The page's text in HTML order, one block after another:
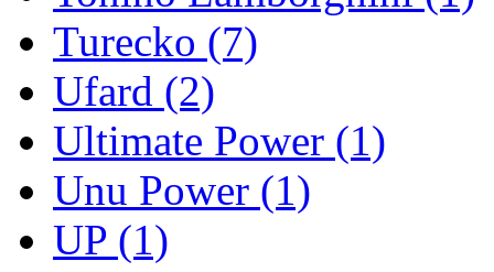
Turecko (7)
Ufard (2)
Ultimate Power (1)
Unu Power (1)
UP (1)